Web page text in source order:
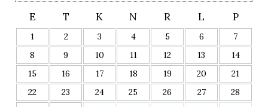
E T K N R L P
1 2 3 4 5 6
7
8
9 10 11 12 13
14
15
16 17 18 19 20
21
22
23 24 25 26 27
28